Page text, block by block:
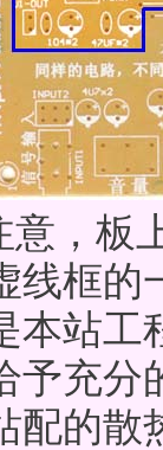
意，板
线框的
本站工
予充分
配的散